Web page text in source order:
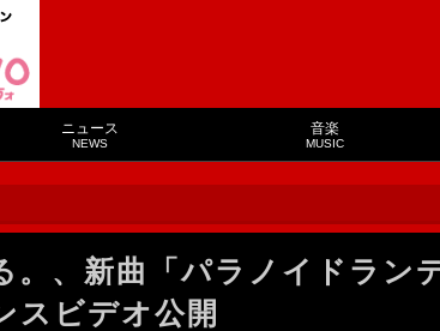
ニュース
NEWS
音楽
MUSIC
。、新曲「パラノイドラン
スビデオ公開